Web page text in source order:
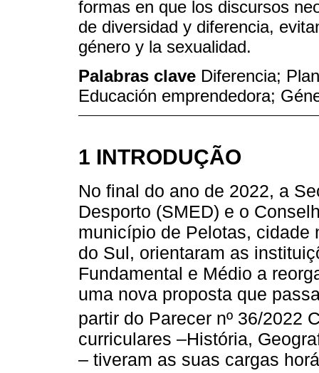
formas en que los discursos
de diversidad y diferencia,
género y la sexualidad.
Palabras clave Diferencia;
Educación emprendedora;
1 INTRODUÇÃO
No final do ano de 2022, a
Desporto (SMED) e o
município de Pelotas, cidade
do Sul, orientaram as
Fundamental e Médio a
uma nova proposta que
partir do Parecer nº 36/2022
curriculares –História,
– tiveram as suas cargas